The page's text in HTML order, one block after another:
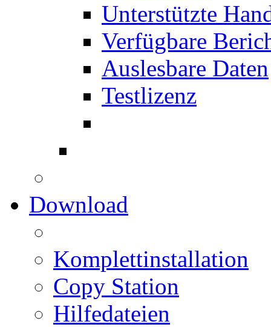
Unterstützte
Verfügbare
Auslesbare Daten
Testlizenz
Download
Komplettinstallation
Copy Station
Hilfedateien